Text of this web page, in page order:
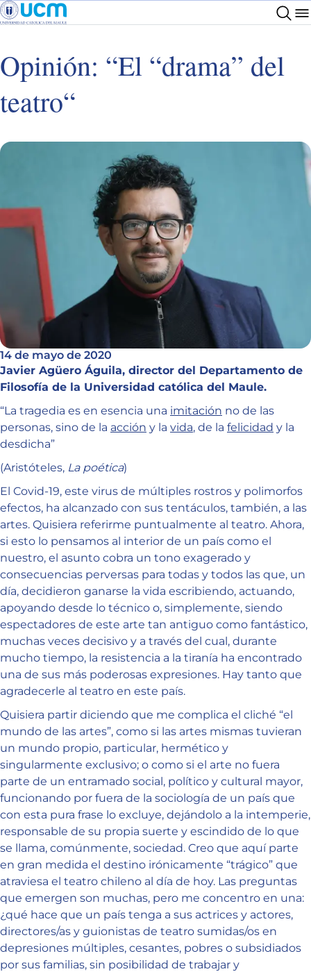
Opinión: “El “drama” del
teatro“
14 de mayo de 2020
Javier Agüero Águila, director del Departamento de
Filosofía de la Universidad católica del Maule.
“La tragedia es en esencia una imitación no de las
personas, sino de la acción y la vida, de la felicidad y la
desdicha”
(Aristóteles, La poética)
El Covid-19, este virus de múltiples rostros y polimorfos
efectos, ha alcanzado con sus tentáculos, también, a las
artes. Quisiera referirme puntualmente al teatro. Ahora,
si esto lo pensamos al interior de un país como el
nuestro, el asunto cobra un tono exagerado y
consecuencias perversas para todas y todos las que, un
día, decidieron ganarse la vida escribiendo, actuando,
apoyando desde lo técnico o, simplemente, siendo
espectadores de este arte tan antiguo como fantástico,
muchas veces decisivo y a través del cual, durante
mucho tiempo, la resistencia a la tiranía ha encontrado
una de sus más poderosas expresiones. Hay tanto que
agradecerle al teatro en este país.
Quisiera partir diciendo que me complica el cliché “el
mundo de las artes”, como si las artes mismas tuvieran
un mundo propio, particular, hermético y
singularmente exclusivo; o como si el arte no fuera
parte de un entramado social, político y cultural mayor,
funcionando por fuera de la sociología de un país que
con esta pura frase lo excluye, dejándolo a la intemperie,
responsable de su propia suerte y escindido de lo que
se llama, comúnmente, sociedad. Creo que aquí parte
en gran medida el destino irónicamente “trágico” que
atraviesa el teatro chileno al día de hoy. Las preguntas
que emergen son muchas, pero me concentro en una:
¿qué hace que un país tenga a sus actrices y actores,
directores/as y guionistas de teatro sumidas/os en
depresiones múltiples, cesantes, pobres o subsidiados
por sus familias, sin posibilidad de trabajar y